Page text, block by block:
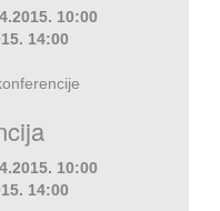
10:00
14:00
10:00
14:00